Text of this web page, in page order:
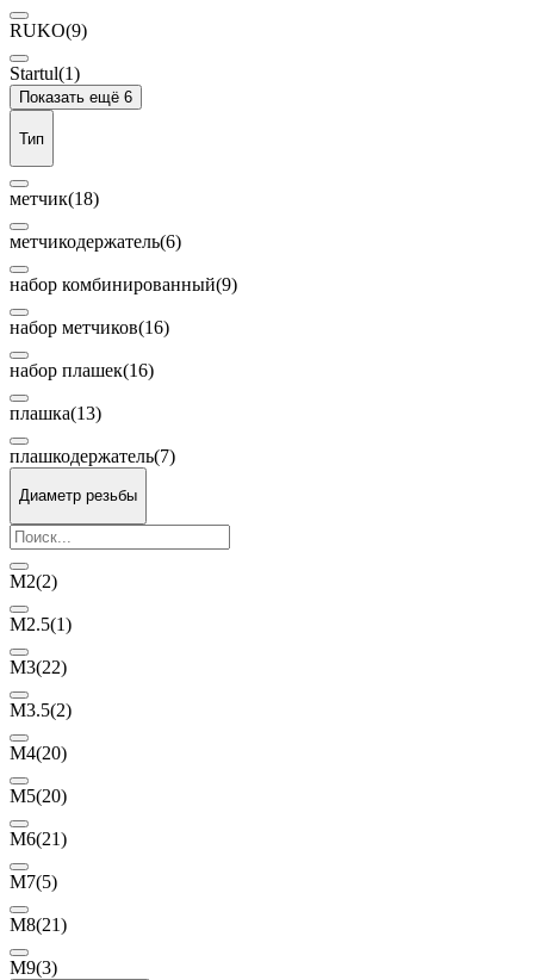
RUKO(9)
Startul(1)
Показать ещё 6
Тип
метчик(18)
метчикодержатель(6)
набор комбинированный(9)
набор метчиков(16)
набор плашек(16)
плашка(13)
плашкодержатель(7)
Диаметр резьбы
М2(2)
М2.5(1)
М3(22)
М3.5(2)
М4(20)
М5(20)
М6(21)
М7(5)
М8(21)
М9(3)